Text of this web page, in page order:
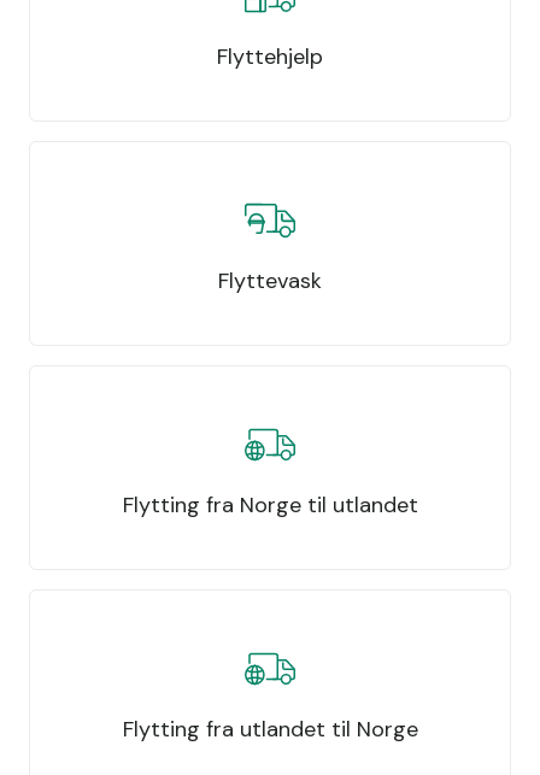
Flyttehjelp
Flyttevask
Flytting fra Norge til utlandet
Flytting fra utlandet til Norge